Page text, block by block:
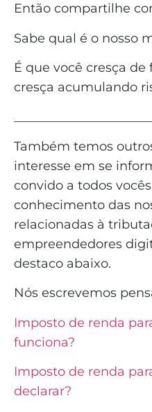
Então compartilhe
Sabe qual é o nosso
É que você cresça
cresça acumulando
Também temos
interesse em se
convido a todos
conhecimento das
relacionadas à
empreendedores
destaco abaixo.
Nós escrevemos
Imposto de renda
funciona?
Imposto de renda
declarar?